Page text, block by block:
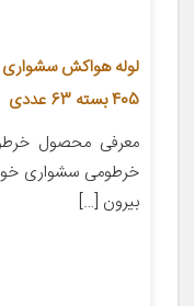
405 بسته 63 عددی
معرفی محصول
خرطومی سشواری
بیرون […]